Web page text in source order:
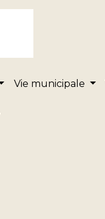
Vie municipale